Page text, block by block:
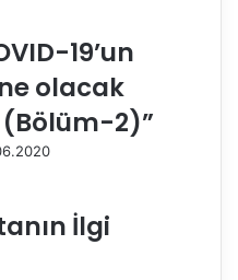
19’un
olacak
2)”
İlgi